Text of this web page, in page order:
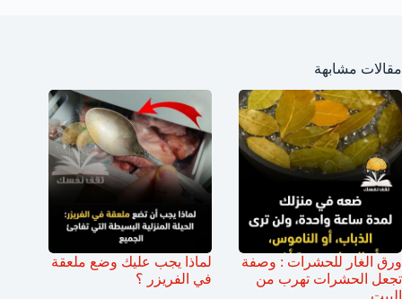
مقالات مشابهة
ورق الغار للحشرات : وصفة
تجعل الحشرات تهرب من
لماذا يجب عليك وضع ملعقة
في الفريزر ؟